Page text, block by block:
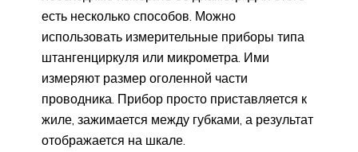
есть несколько способов. Можно
использовать измерительные приборы типа
штангенциркуля или микрометра. Ими
измеряют размер оголенной части
проводника. Прибор просто приставляется к
жиле, зажимается между губками, а результат
отображается на шкале.